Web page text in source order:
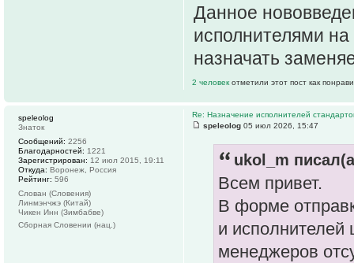
Данное
исполнителями
назначать
2 человек отметили этот пост как
Re: Назначение исполнителей
speleolog 05 июл 2026, 15:47
ukol_m
Всем привет.
В форме
и
менеджеров
speleolog
Знаток
Сообщений: 2256
Благодарностей: 1221
Зарегистрирован: 12 июл 2015, 19:11
Откуда: Воронеж, Россия
Рейтинг: 596
Слован (Словения)
Линмэнчжэ (Китай)
Чикен Инн (Зимбабве)
Сборная Словении (нац.)